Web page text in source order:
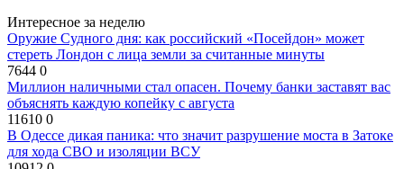
Интересное за неделю
Оружие Судного дня: как российский «Посейдон» может
стереть Лондон с лица земли за считанные минуты
7644 0
Миллион наличными стал опасен. Почему банки заставят вас
объяснять каждую копейку с августа
11610 0
В Одессе дикая паника: что значит разрушение моста в Затоке
для хода СВО и изоляции ВСУ